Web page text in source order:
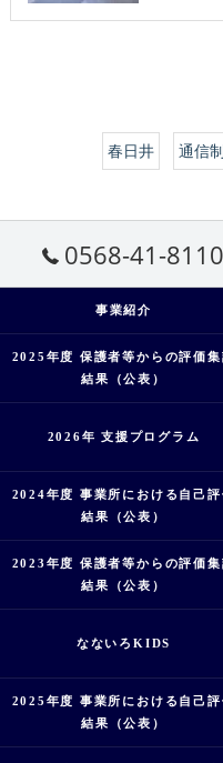
春日井 通信
0568-41-8110
事業紹介
2025年度 保護者等からの評価集
結果（公表）
2026年 支援プログラム
2024年度 事業所における自己評
結果（公表）
2023年度 保護者等からの評価集
結果（公表）
なないろKIDS
2025年度 事業所における自己評
結果（公表）